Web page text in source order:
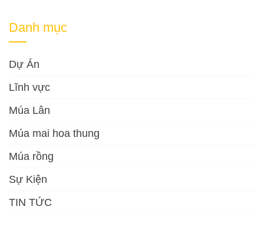
Danh mục
Dự Án
Lĩnh vực
Múa Lân
Múa mai hoa thung
Múa rồng
Sự Kiện
TIN TỨC